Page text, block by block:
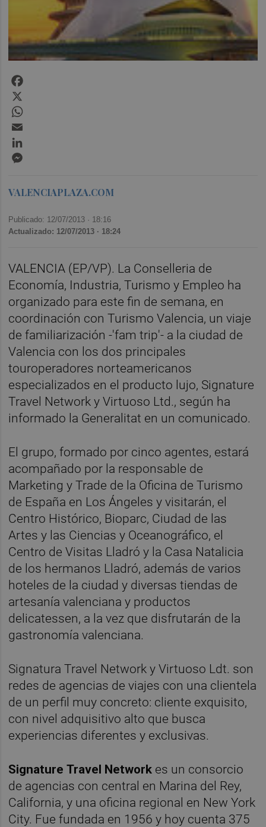
VALENCIAPLAZA.COM
Publicado: 12/07/2013 · 18:16
Actualizado: 12/07/2013 · 18:24
VALENCIA (EP/VP). La Conselleria de
Economía, Industria, Turismo y Empleo ha
organizado para este fin de semana, en
coordinación con Turismo Valencia, un viaje
de familiarización -'fam trip'- a la ciudad de
Valencia con los dos principales
touroperadores norteamericanos
especializados en el producto lujo, Signature
Travel Network y Virtuoso Ltd., según ha
informado la Generalitat en un comunicado.
El grupo, formado por cinco agentes, estará
acompañado por la responsable de
Marketing y Trade de la Oficina de Turismo
de España en Los Ángeles y visitarán, el
Centro Histórico, Bioparc, Ciudad de las
Artes y las Ciencias y Oceanográfico, el
Centro de Visitas Lladró y la Casa Natalicia
de los hermanos Lladró, además de varios
hoteles de la ciudad y diversas tiendas de
artesanía valenciana y productos
delicatessen, a la vez que disfrutarán de la
gastronomía valenciana.
Signatura Travel Network y Virtuoso Ldt. son
redes de agencias de viajes con una clientela
de un perfil muy concreto: cliente exquisito,
con nivel adquisitivo alto que busca
experiencias diferentes y exclusivas.
Signature Travel Network es un consorcio
de agencias con central en Marina del Rey,
California, y una oficina regional en New York
City. Fue fundada en 1956 y hoy cuenta 375